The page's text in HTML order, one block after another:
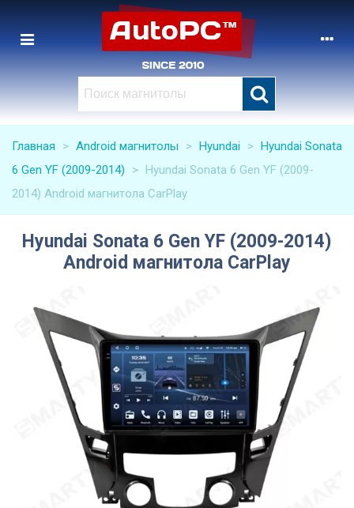
Главная > Android магнитолы > Hyundai > Hyundai Sonata
6 Gen YF (2009-2014)
> Hyundai Sonata 6 Gen YF (2009-
2014) Android магнитола CarPlay
Hyundai Sonata 6 Gen YF (2009-2014)
Android магнитола CarPlay